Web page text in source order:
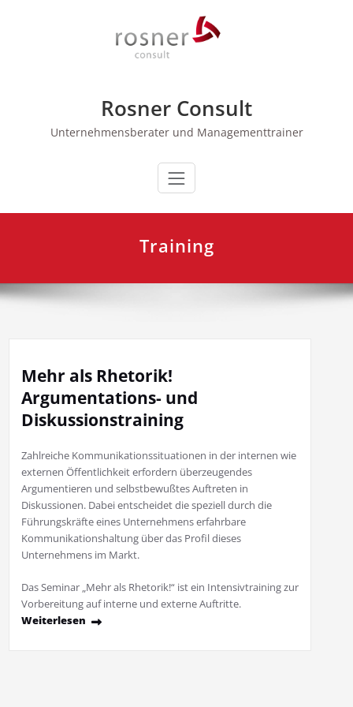
Rosner Consult
Unternehmensberater und Managementtrainer
Training
Mehr als Rhetorik!
Argumentations- und
Diskussionstraining
Zahlreiche Kommunikationssituationen in der internen wie
externen Öffentlichkeit erfordern überzeugendes
Argumentieren und selbstbewußtes Auftreten in
Diskussionen. Dabei entscheidet die speziell durch die
Führungskräfte eines Unternehmens erfahrbare
Kommunikationshaltung über das Profil dieses
Unternehmens im Markt.
Das Seminar „Mehr als Rhetorik!“ ist ein Intensivtraining zur
Vorbereitung auf interne und externe Auftritte.
Weiterlesen